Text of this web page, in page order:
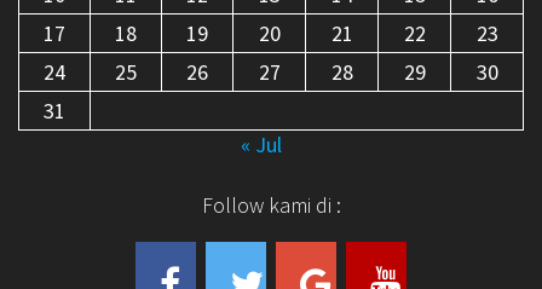
17
18 19 20 21 22
23
24
25 26 27 28 29
30
31
« Jul
Follow kami di :